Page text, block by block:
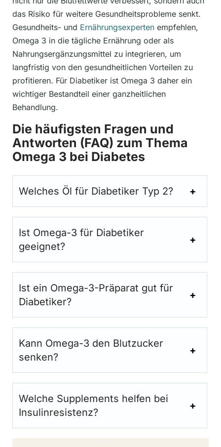
das Risiko für weitere Gesundheitsprobleme senkt.
Gesundheits- und Ernährungsexperten empfehlen,
Omega 3 in die tägliche Ernährung oder als
Nahrungsergänzungsmittel zu integrieren, um
langfristig von den gesundheitlichen Vorteilen zu
profitieren. Für Diabetiker ist Omega 3 daher ein
wichtiger Bestandteil einer ganzheitlichen
Behandlung.
Die häufigsten Fragen und
Antworten (FAQ) zum Thema
Omega 3 bei Diabetes
Welches Öl für Diabetiker Typ 2?
Ist Omega-3 für Diabetiker
geeignet?
Ist ein Omega-3-Präparat gut für
Diabetiker?
Kann Omega-3 den Blutzucker
senken?
Welche Supplements helfen bei
Insulinresistenz?